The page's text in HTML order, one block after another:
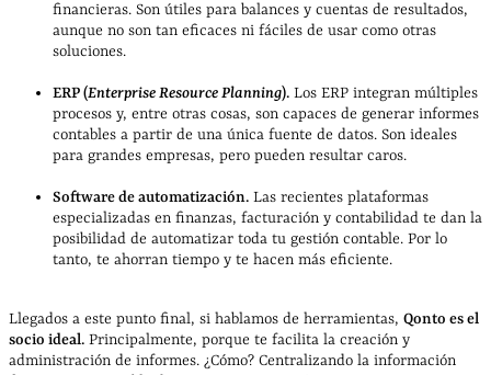
financieras. Son útiles para balances y cuentas de resultados,
aunque no son tan eficaces ni fáciles de usar como otras
soluciones.
ERP (Enterprise Resource Planning). Los ERP integran múltiples
procesos y, entre otras cosas, son capaces de generar informes
contables a partir de una única fuente de datos. Son ideales
para grandes empresas, pero pueden resultar caros.
Software de automatización. Las recientes plataformas
especializadas en finanzas, facturación y contabilidad te dan la
posibilidad de automatizar toda tu gestión contable. Por lo
tanto, te ahorran tiempo y te hacen más eficiente.
Llegados a este punto final, si hablamos de herramientas, Qonto es el
socio ideal. Principalmente, porque te facilita la creación y
administración de informes. ¿Cómo? Centralizando la información